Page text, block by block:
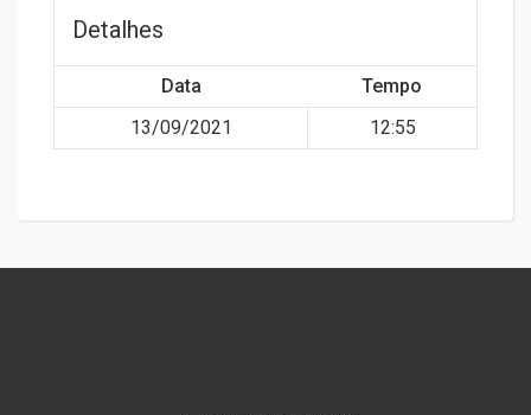
Detalhes
Data
Tempo
13/09/2021
12:55